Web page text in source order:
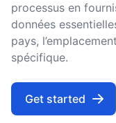
processus en
données
pays,
spécifique.
Get started